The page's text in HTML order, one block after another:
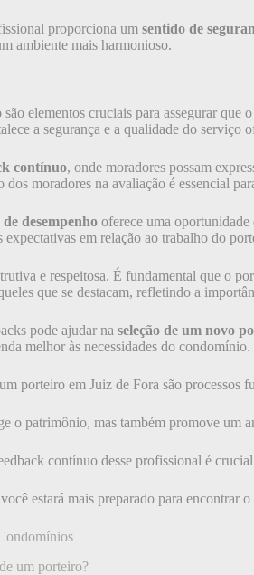
proporciona um sentido de
ambiente mais harmonioso.
são elementos cruciais para assegurar que
a segurança e a qualidade do serviço
contínuo, onde moradores possam
moradores na avaliação é essencial
desempenho oferece uma
expectativas em relação ao trabalho do
e respeitosa. É fundamental que o
que se destacam, refletindo a
pode ajudar na seleção de um novo
melhor às necessidades do condomínio.
porteiro em Juiz de Fora são
o patrimônio, mas também promove um
contínuo desse profissional é
estará mais preparado para
um porteiro?